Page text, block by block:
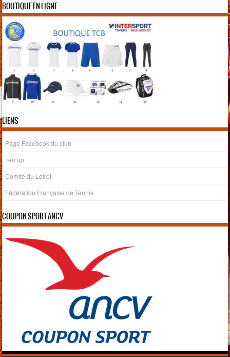
BOUTIQUE EN LIGNE
LIENS
Page Facebook du club
Ten’up
Comité du Loiret
Fédération Française de Tennis
COUPON SPORT ANCV